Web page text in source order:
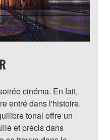
cinéma. En fait,
entré dans l'histoire.
tonal offre un
et précis dans